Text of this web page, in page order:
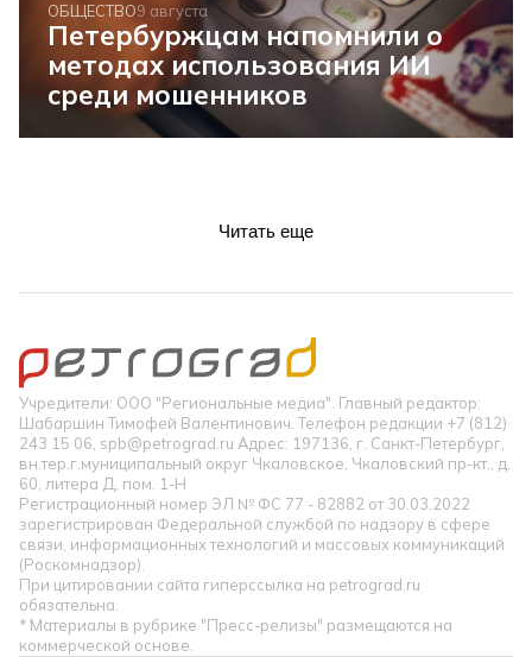
ОБЩЕСТВО9 августа
Петербуржцам напомнили о
методах использования ИИ
среди мошенников
Читать еще
Учредители: ООО "Региональные медиа". Главный редактор:
Шабаршин Тимофей Валентинович. Телефон редакции +7 (812)
243 15 06, spb@petrograd.ru Адрес: 197136, г. Санкт-Петербург,
вн.тер.г.муниципальный округ Чкаловское, Чкаловский пр-кт., д.
60, литера Д, пом. 1-Н
Регистрационный номер ЭЛ № ФС 77 - 82882 от 30.03.2022
зарегистрирован Федеральной службой по надзору в сфере
связи, информационных технологий и массовых коммуникаций
(Роскомнадзор).
При цитировании сайта гиперссылка на petrograd.ru
обязательна.
* Материалы в рубрике "Пресс-релизы" размещаются на
коммерческой основе.